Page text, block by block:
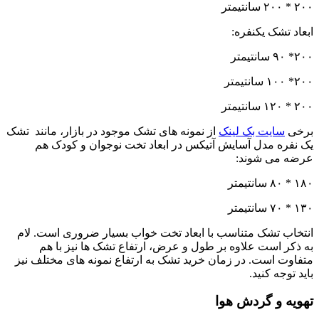
۲۰۰ * ۲۰۰ سانتیمتر
ابعاد تشک یکنفره:
۲۰۰* ۹۰ سانتیمتر
۲۰۰* ۱۰۰ سانتیمتر
۲۰۰ * ۱۲۰ سانتیمتر
برخی سایت بک لینک از نمونه های تشک موجود در بازار، مانند تشک
یک نفره مدل آسایش آتیکس در ابعاد تخت نوجوان و کودک هم
عرضه می شوند:
۱۸۰ * ۸۰ سانتیمتر
۱۳۰ * ۷۰ سانتیمتر
انتخاب تشک متناسب با ابعاد تخت خواب بسیار ضروری است. لام
به ذکر است علاوه بر طول و عرض، ارتفاع تشک ها نیز با هم
متفاوت است. در زمان خرید تشک به ارتفاع نمونه های مختلف نیز
باید توجه کنید.
تهویه و گردش هوا